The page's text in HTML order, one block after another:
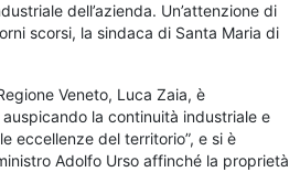
dell’azienda. Un’attenzione di
scorsi, la sindaca di Santa Maria di
Veneto, Luca Zaia, è
la continuità industriale e
eccellenze del territorio”, e si è
Adolfo Urso affinché la proprietà